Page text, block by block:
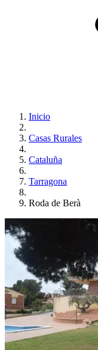
Inicio
Casas Rurales
Cataluña
Tarragona
Roda de Berà